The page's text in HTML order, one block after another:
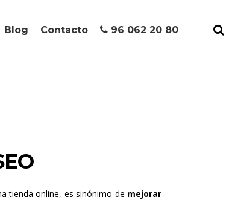
Blog Contacto 96 062 20 80
tienda online, es sinónimo de mejorar